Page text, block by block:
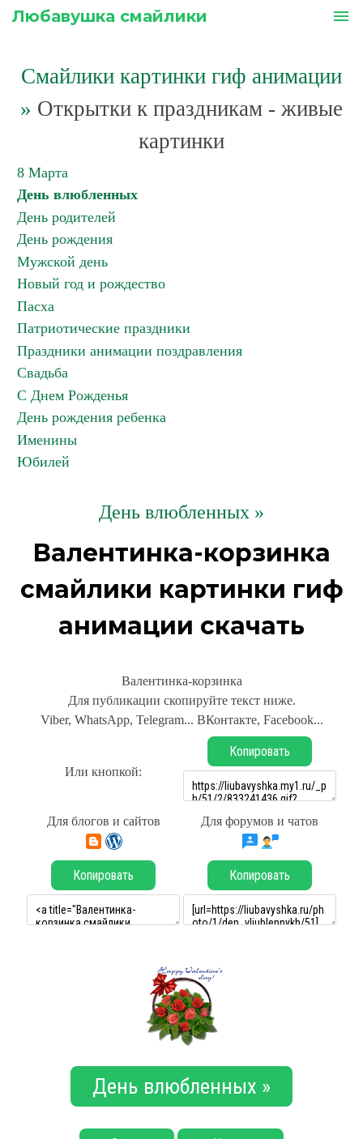
Любавушка смайлики menu
Смайлики картинки гиф анимации
» Открытки к праздникам - живые
картинки
8 Марта
День влюбленных
День родителей
День рождения
Мужской день
Новый год и рождество
Пасха
Патриотические праздники
Праздники анимации поздравления
Свадьба
С Днем Рожденья
День рождения ребенка
Именины
Юбилей
День влюбленных »
Валентинка-корзинка
смайлики картинки гиф
анимации скачать
Валентинка-корзинка
Для публикации скопируйте текст ниже.
Viber, WhatsApp, Telegram... ВКонтакте, Facebook...
Или кнопкой:
Копировать
Для блогов и сайтов Для форумов и чатов
Копировать Копировать
День влюбленных »